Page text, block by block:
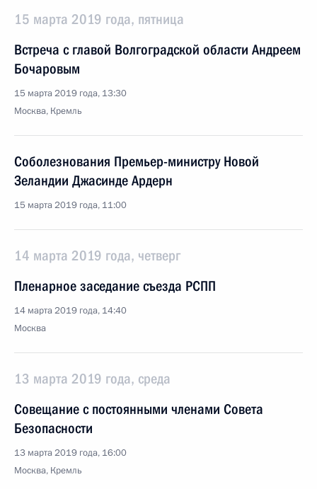
15 марта 2019 года, пятница
Встреча с главой Волгоградской области Андреем
Бочаровым
15 марта 2019 года, 13:30
Москва, Кремль
Соболезнования Премьер-министру Новой
Зеландии Джасинде Ардерн
15 марта 2019 года, 11:00
14 марта 2019 года, четверг
Пленарное заседание съезда РСПП
14 марта 2019 года, 14:40
Москва
13 марта 2019 года, среда
Совещание с постоянными членами Совета
Безопасности
13 марта 2019 года, 16:00
Москва, Кремль